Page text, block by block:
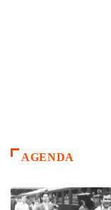
AGENDA